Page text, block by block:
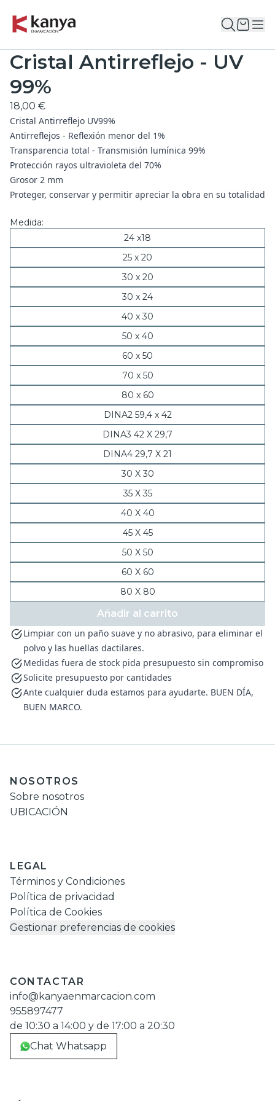
Cristal Antirreflejo - UV
99%
18,00 €
Cristal Antirreflejo UV99%
Antirreflejos - Reflexión menor del 1%
Transparencia total - Transmisión lumínica 99%
Protección rayos ultravioleta del 70%
Grosor 2 mm
Proteger, conservar y permitir apreciar la obra en su totalidad
Medida:
24 x18
25 x 20
30 x 20
30 x 24
40 x 30
50 x 40
60 x 50
70 x 50
80 x 60
DINA2 59,4 x 42
DINA3 42 X 29,7
DINA4 29,7 X 21
30 X 30
35 X 35
40 X 40
45 X 45
50 X 50
60 X 60
80 X 80
Añadir al carrito
Limpiar con un paño suave y no abrasivo, para eliminar el
polvo y las huellas dactilares.
Medidas fuera de stock pida presupuesto sin compromiso
Solicite presupuesto por cantidades
Ante cualquier duda estamos para ayudarte. BUEN DÍA,
BUEN MARCO.
NOSOTROS
Sobre nosotros
UBICACIÓN
LEGAL
Términos y Condiciones
Política de privacidad
Política de Cookies
Gestionar preferencias de cookies
CONTACTAR
info@kanyaenmarcacion.com
955897477
de 10:30 a 14:00 y de 17:00 a 20:30
Chat Whatsapp